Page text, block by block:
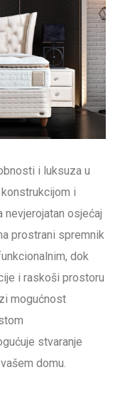
i luksuza u
i
nevjerojatan osjećaj
prostrani spremnik
dok
i raskoši prostoru
mogućnost
stvaranje
domu.